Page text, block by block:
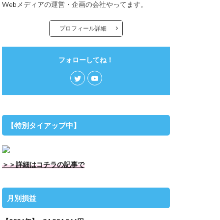
Webメディアの運営・企画の会社やってます。
プロフィール詳細
フォローしてね！
【特別タイアップ中】
＞＞詳細はコチラの記事で
月別損益